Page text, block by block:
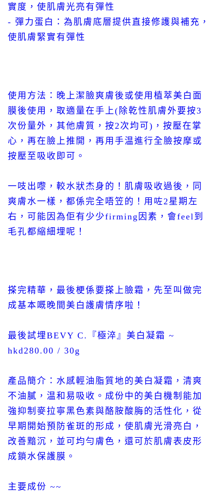
實度，使肌膚光亮有彈性
- 彈力蛋白：為肌膚底層提供直接修護與補充，
使肌膚緊實有彈性
使用方法：晚上潔臉爽膚後或使用植萃美白面
膜後使用，取適量在手上(除乾性肌膚外要按3
次份量外，其他膚質，按2次均可)，按壓在掌
心，再在臉上推開，再用手温進行全臉按摩或
按壓至吸收即可。
一吱出嚟，較水狀杰身的！肌膚吸收過後，同
爽膚水一樣，都係完全唔笠的！用咗2星期左
右，可能因為佢有少少firming因素，會feel到
毛孔都縮細埋呢！
搽完精華，最後梗係要搽上臉霜，先至叫做完
成基本嘅晚間美白護膚情序啦！
最後試埋BEVY C.『極淬』美白凝霜 ~
hkd280.00 / 30g
產品簡介：水感輕油脂質地的美白凝霜，清爽
不油膩，温和易吸收。成份中的美白機制能加
強抑制麥拉寧黑色素與酪胺酸脢的活性化，從
早期開始預防雀斑的形成，使肌膚光滑亮白，
改善黯沉，並可均勻膚色，還可於肌膚表皮形
成鎖水保護膜。
主要成份 ~~